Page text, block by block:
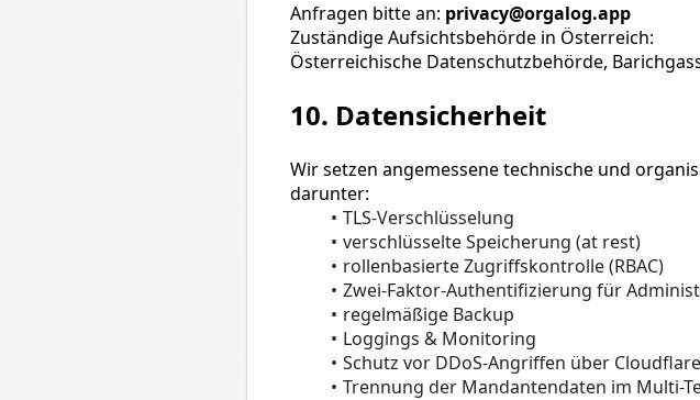
Anfragen bitte an: privacy@orgalog.app
Zuständige Aufsichtsbehörde in Österreich:
Österreichische Datenschutzbehörde,
10. Datensicherheit
Wir setzen angemessene technische und
darunter:
TLS-Verschlüsselung
verschlüsselte Speicherung (at rest)
rollenbasierte Zugriffskontrolle (RBAC)
Zwei-Faktor-Authentifizierung für
regelmäßige Backup
Loggings & Monitoring
Schutz vor DDoS-Angriffen über Cloudflare
Trennung der Mandantendaten im Multi-